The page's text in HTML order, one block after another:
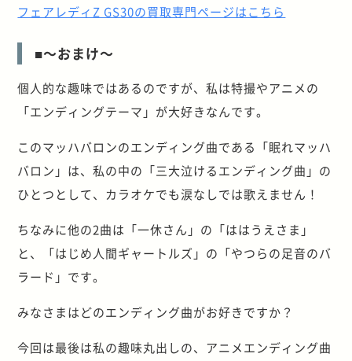
フェアレディZ GS30の買取専門ページはこちら
■～おまけ～
個人的な趣味ではあるのですが、私は特撮やアニメの
「エンディングテーマ」が大好きなんです。
このマッハバロンのエンディング曲である「眠れマッハ
バロン」は、私の中の「三大泣けるエンディング曲」の
ひとつとして、カラオケでも涙なしでは歌えません！
ちなみに他の2曲は「一休さん」の「ははうえさま」
と、「はじめ人間ギャートルズ」の「やつらの足音のバ
ラード」です。
みなさまはどのエンディング曲がお好きですか？
今回は最後は私の趣味丸出しの、アニメエンディング曲